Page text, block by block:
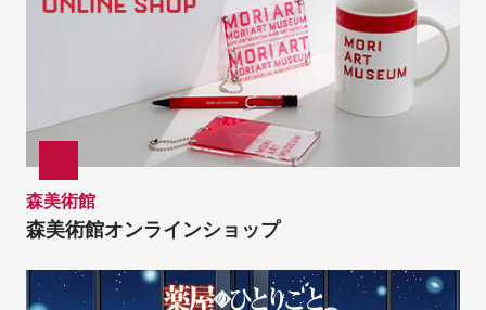
森美術館
森美術館オンラインショップ